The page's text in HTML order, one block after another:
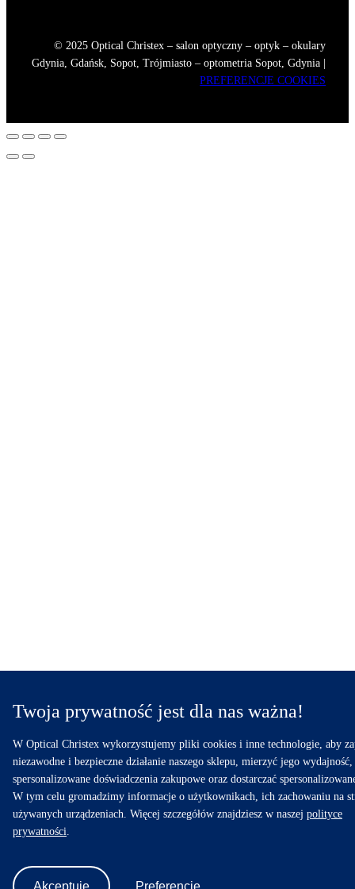
© 2025 Optical Christex – salon optyczny – optyk – okulary
Gdynia, Gdańsk, Sopot, Trójmiasto – optometria Sopot, Gdynia |
PREFERENCJE COOKIES
Twoja prywatność jest dla nas ważna!
W Optical Christex wykorzystujemy pliki cookies i inne technologie, aby
niezawodne i bezpieczne działanie naszego sklepu, mierzyć jego
spersonalizowane doświadczenia zakupowe oraz dostarczać
W tym celu gromadzimy informacje o użytkownikach, ich zachowaniu na
używanych urządzeniach. Więcej szczegółów znajdziesz w naszej polityce
prywatności.
Akceptuję Preferencje